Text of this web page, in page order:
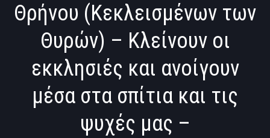
Θρήνου (Κεκλεισμένων των
Θυρών) – Κλείνουν οι
εκκλησιές και ανοίγουν
μέσα στα σπίτια και τις
ψυχές μας –